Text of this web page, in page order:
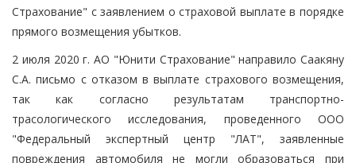
Страхование" с заявлением о страховой выплате в порядке
прямого возмещения убытков.
2 июля 2020 г. АО "Юнити Страхование" направило Саакяну
С.А. письмо с отказом в выплате страхового возмещения,
так как согласно результатам транспортно-
трасологического исследования, проведенного ООО
"Федеральный экспертный центр "ЛАТ", заявленные
повреждения автомобиля не могли образоваться при